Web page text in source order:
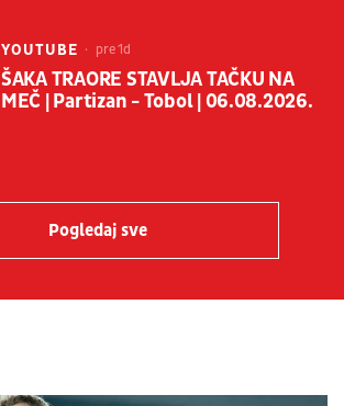
YOUTUBE pre 1d
ŠAKA TRAORE STAVLJA TAČKU NA
MEČ | Partizan - Tobol | 06.08.2026.
Pogledaj sve